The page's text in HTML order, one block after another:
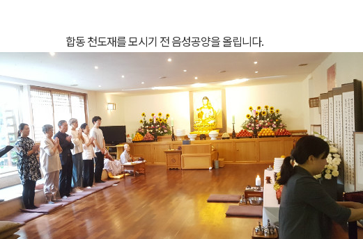
합동 천도재를 모시기 전 음성공양을 올립니다.